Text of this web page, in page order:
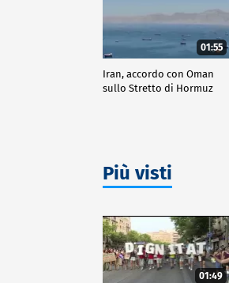
01:55
Iran, accordo con Oman
sullo Stretto di Hormuz
Più visti
01:49